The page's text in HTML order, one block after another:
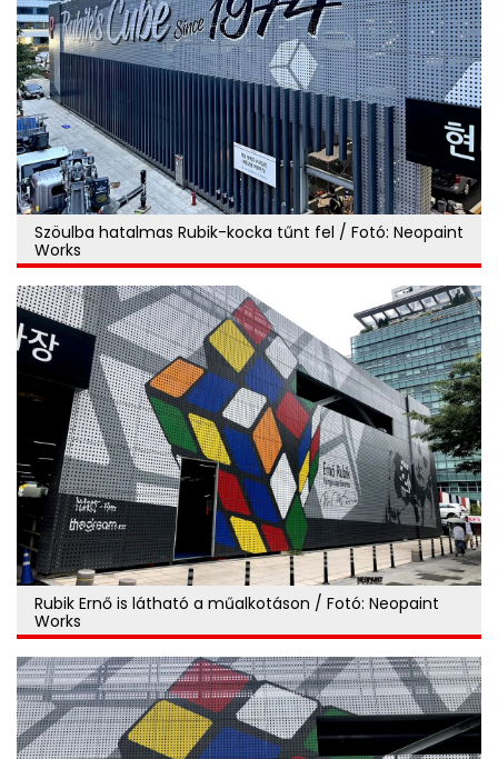
Szöulba hatalmas Rubik-kocka tűnt fel / Fotó: Neopaint
Works
Rubik Ernő is látható a műalkotáson / Fotó: Neopaint
Works